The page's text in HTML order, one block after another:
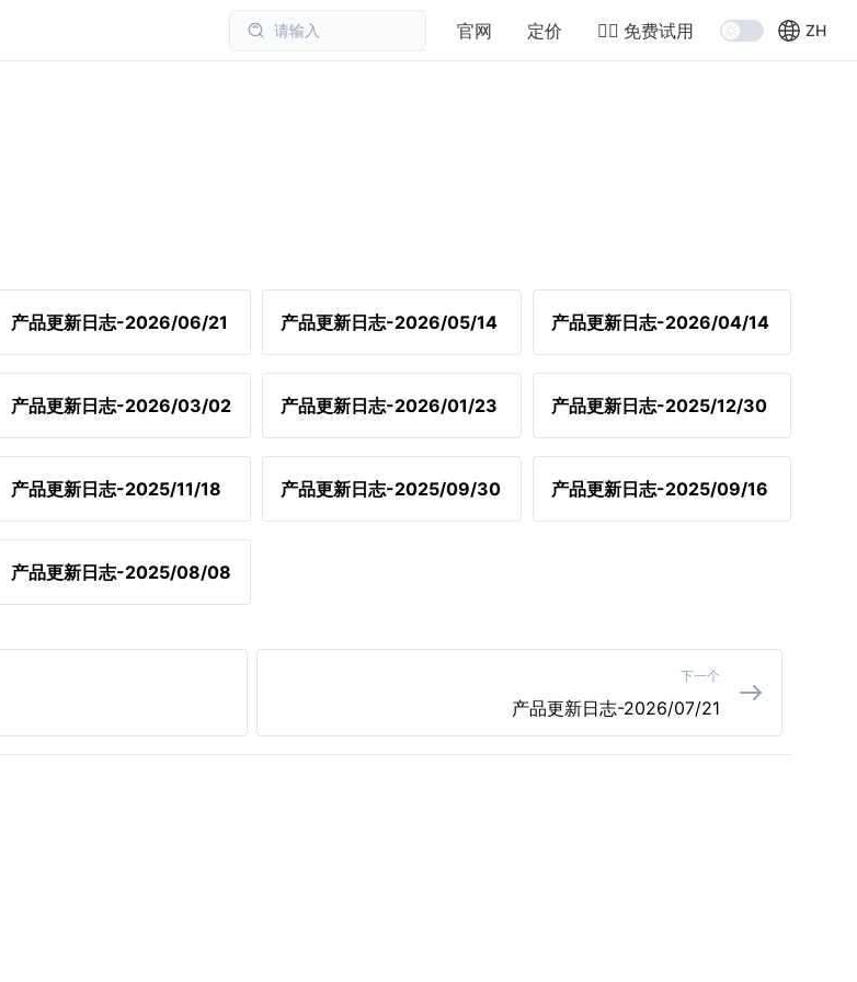
请输入 官网 定价 👉🏻 免费试用 ZH
产品更新日志-2026/06/21 产品更新日志-2026/05/14 产品更新日志-2026/04/14
产品更新日志-2026/03/02 产品更新日志-2026/01/23 产品更新日志-2025/12/30
产品更新日志-2025/11/18 产品更新日志-2025/09/30 产品更新日志-2025/09/16
产品更新日志-2025/08/08
下一个
产品更新日志-2026/07/21